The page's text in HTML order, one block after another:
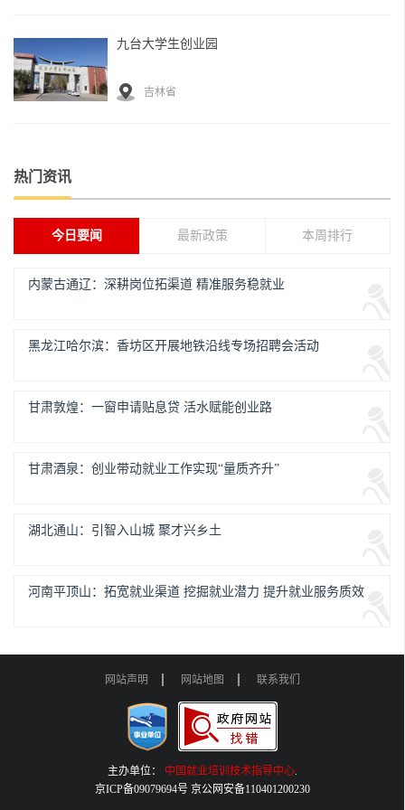
九台大学生创业园
吉林省
热门资讯
今日要闻 最新政策 本周排行
内蒙古通辽：深耕岗位拓渠道 精准服务稳就业
黑龙江哈尔滨：香坊区开展地铁沿线专场招聘会活动
甘肃敦煌：一窗申请贴息贷 活水赋能创业路
甘肃酒泉：创业带动就业工作实现“量质齐升”
湖北通山：引智入山城 聚才兴乡土
河南平顶山：拓宽就业渠道 挖掘就业潜力 提升就业服务质效
网站声明 网站地图 联系我们
主办单位： 中国就业培训技术指导中心.
京ICP备09079694号 京公网安备110401200230